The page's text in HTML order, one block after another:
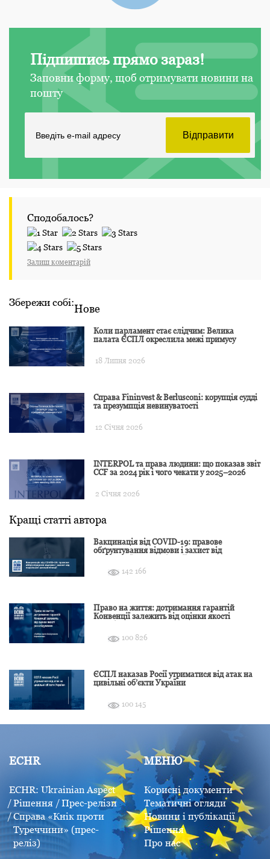
Підпишись прямо зараз!
Заповни форму, щоб отримувати новини на
пошту
Сподобалось?
Залиш коментарій
Збережи собі:Нове
Коли парламент стає слідчим: Велика
палата ЄСПЛ окреслила межі примусу
18 Липня 2026
Справа Fininvest & Berlusconi: корупція судді
та презумпція невинуватості
12 Січня 2026
INTERPOL та права людини: що показав звіт
CCF за 2024 рік і чого чекати у 2025–2026
2 Січня 2026
Кращі статті автора
Вакцинація від COVID-19: правове
обґрунтування відмови і захист від
142 166
Право на життя: дотримання гарантій
Конвенції залежить від оцінки якості
100 826
ЄСПЛ наказав Росії утриматися від атак на
цивільні об’єкти України
100 145
ECHR
ECHR: Ukrainian Aspect
Рішення
Прес-релізи
Справа «Кнік проти
Туреччини» (прес-
реліз)
МЕНЮ
Корисні документи
Тематичні огляди
Новини і публікації
Рішення
Про нас